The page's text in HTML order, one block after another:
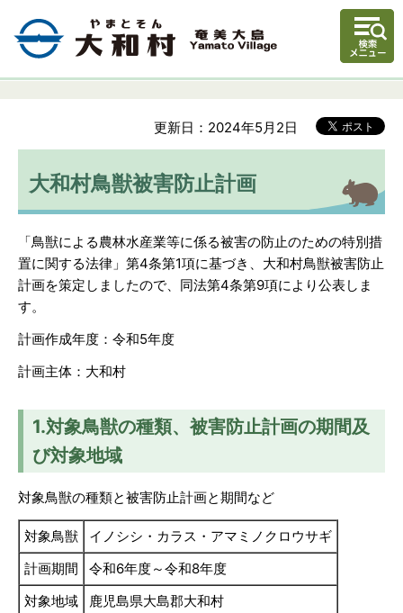
更新日：2024年5月2日
大和村鳥獣被害防止計画
「鳥獣による農林水産業等に係る被害の防止のための特別措
置に関する法律」第4条第1項に基づき、大和村鳥獣被害防止
計画を策定しましたので、同法第4条第9項により公表しま
す。
計画作成年度：令和5年度
計画主体：大和村
1.対象鳥獣の種類、被害防止計画の期間及
び対象地域
対象鳥獣の種類と被害防止計画と期間など
対象鳥獣
イノシシ・カラス・アマミノクロウサギ
計画期間
令和6年度～令和8年度
対象地域
鹿児島県大島郡大和村